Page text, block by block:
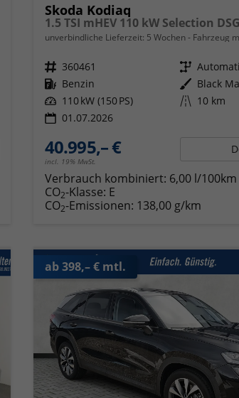
Skoda Kodiaq
unverbindliche Lieferzeit: 5 Wochen Fahrzeug
Fahrzeugnr. 360461 Getriebe
Kraftstoff Benzin Außenfarbe Black
Leistung 110 kW (150 PS) Kilometerstand 10 km
01.07.2026
40.995,– €
incl. 19% MwSt.
Verbrauch kombiniert: 6,00 l/100km
CO2-Klasse: E
CO2-Emissionen: 138,00 g/km
ab 398,– € mtl.